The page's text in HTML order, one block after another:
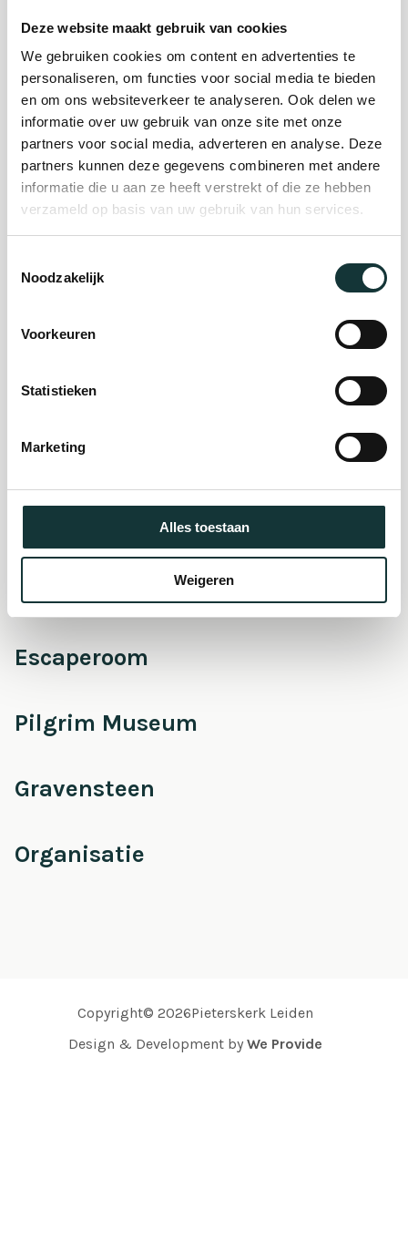
Deze website maakt gebruik van cookies
We gebruiken cookies om content en advertenties te
personaliseren, om functies voor social media te bieden
en om ons websiteverkeer te analyseren. Ook delen we
informatie over uw gebruik van onze site met onze
partners voor social media, adverteren en analyse. Deze
partners kunnen deze gegevens combineren met andere
informatie die u aan ze heeft verstrekt of die ze hebben
verzameld op basis van uw gebruik van hun services.
Noodzakelijk
Voorkeuren
Statistieken
Marketing
Alles toestaan
Weigeren
Plan je bezoek
Evenement
organiseren
Steun ons
Auditie
De Pieterskerk als
Onderhoud &
Escaperoom
Pilgrim Museum
Gravensteen
Organisatie
Copyright© 2026Pieterskerk Leiden
Design & Development by We Provide